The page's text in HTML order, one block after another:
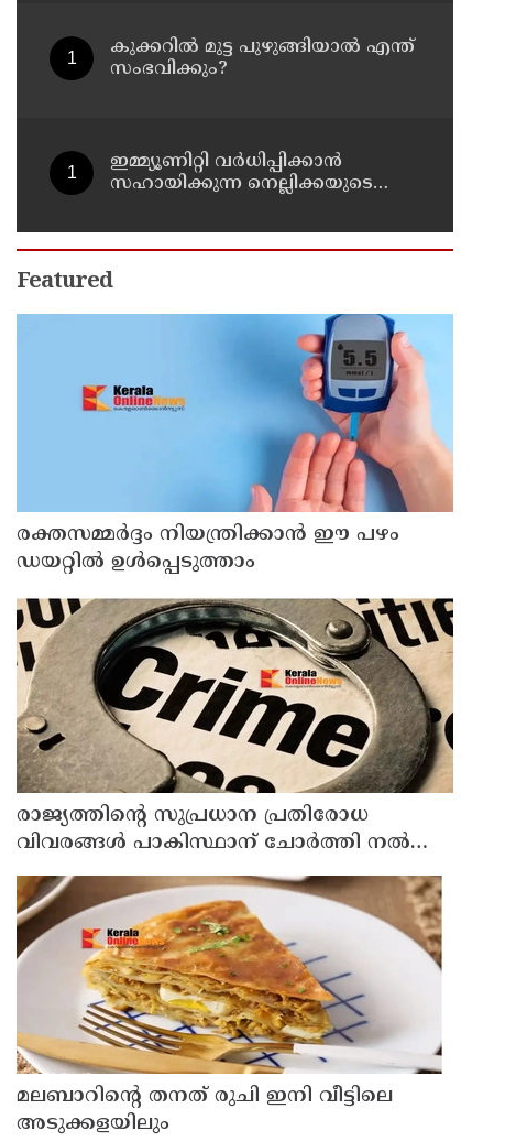
ഭീഷണിപ്പെടുത്തി പത്ത് ലക്ഷം രൂപ
തട്ടിയെടുക്കുകയും ചെയ്ത കേസ് :
കുക്കറിൽ മുട്ട പുഴുങ്ങിയാൽ എന്ത്
സംഭവിക്കും?
ഇമ്മ്യൂണിറ്റി വർധിപ്പിക്കാൻ
സഹായിക്കുന്ന നെല്ലിക്കയുടെ
Featured
രക്തസമ്മർദ്ദം നിയന്ത്രിക്കാൻ ഈ പഴം
ഡയറ്റിൽ ഉൾപ്പെടുത്താം
രാജ്യത്തിന്റെ സുപ്രധാന പ്രതിരോധ
വിവരങ്ങൾ പാകിസ്ഥാന് ചോർത്തി നൽകി ;
ഇന്ത്യൻ വ്യോമസേനയിലെ ഉന്നത
ഉദ്യോഗസ്ഥൻ അറസ്റ്റിൽ
മലബാറിന്റെ തനത് രുചി ഇനി വീട്ടിലെ
അടുക്കളയിലും